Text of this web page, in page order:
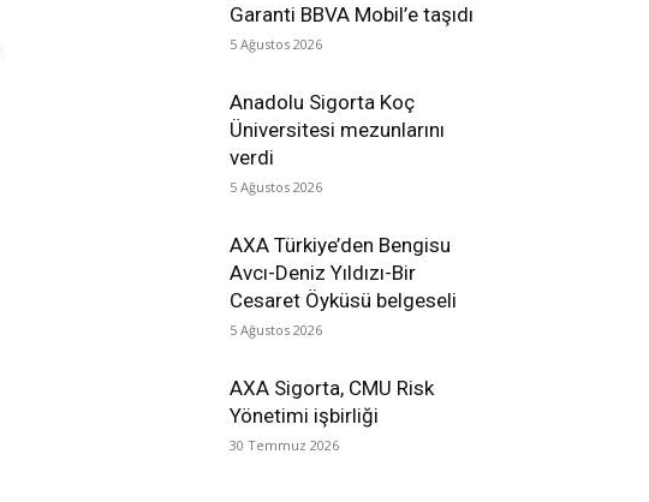
Garanti BBVA Mobil’e taşıdı
5 Ağustos 2026
Anadolu Sigorta Koç
Üniversitesi mezunlarını
verdi
5 Ağustos 2026
AXA Türkiye’den Bengisu
Avcı-Deniz Yıldızı-Bir
Cesaret Öyküsü belgeseli
5 Ağustos 2026
AXA Sigorta, CMU Risk
Yönetimi işbirliği
30 Temmuz 2026